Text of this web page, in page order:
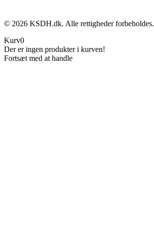
© 2026 KSDH.dk. Alle rettigheder forbeholdes.
Kurv0
Der er ingen produkter i kurven!
Fortsæt med at handle